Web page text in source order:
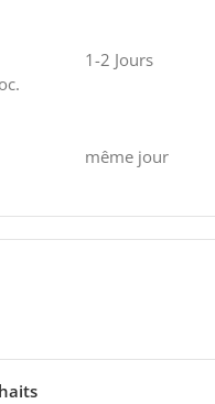
1-2 Jours
même jour